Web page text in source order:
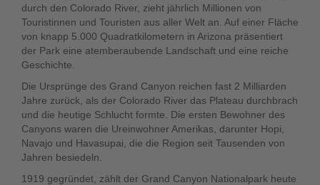
durch den Colorado River, zieht jährlich Millionen von
Touristinnen und Touristen aus aller Welt an. Auf einer Fläche
von knapp 5.000 Quadratkilometern in Arizona präsentiert
der Park eine atemberaubende Landschaft und eine reiche
Geschichte.
Die Ursprünge des Grand Canyon reichen fast 2 Milliarden
Jahre zurück, als der Colorado River das Plateau durchbrach
und die heutige Schlucht formte. Die ersten Bewohner des
Canyons waren die Ureinwohner Amerikas, darunter Hopi,
Navajo und Havasupai, die die Region seit Tausenden von
Jahren besiedeln.
1919 gegründet, zählt der Grand Canyon Nationalpark heute